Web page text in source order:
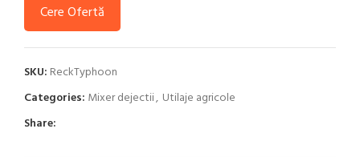
Cere Ofertă
SKU: ReckTyphoon
Categories: Mixer dejectii, Utilaje agricole
Share: